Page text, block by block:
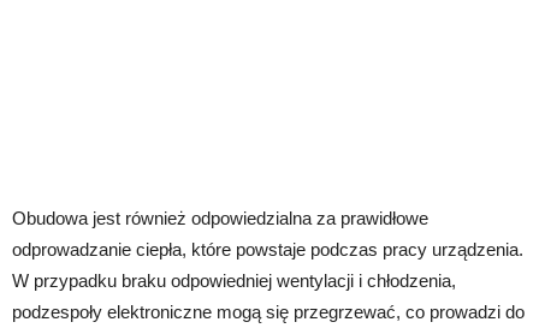
Obudowa jest również odpowiedzialna za prawidłowe
odprowadzanie ciepła, które powstaje podczas pracy urządzenia.
W przypadku braku odpowiedniej wentylacji i chłodzenia,
podzespoły elektroniczne mogą się przegrzewać, co prowadzi do